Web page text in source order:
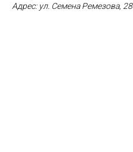
Адрес: ул. Семена Ремезова, 28